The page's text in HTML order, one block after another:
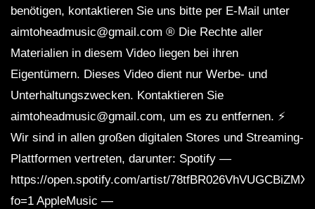
benötigen, kontaktieren Sie uns bitte per E-Mail unter
aimtoheadmusic@gmail.com ® Die Rechte aller
Materialien in diesem Video liegen bei ihren
Eigentümern. Dieses Video dient nur Werbe- und
Unterhaltungszwecken. Kontaktieren Sie
aimtoheadmusic@gmail.com, um es zu entfernen. ⚡
Wir sind in allen großen digitalen Stores und Streaming-
Plattformen vertreten, darunter: Spotify —
https://open.spotify.com/artist/
fo=1 AppleMusic —